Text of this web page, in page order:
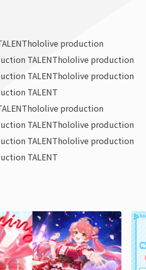
hololive production
TALENThololive production
TALENThololive production
TALENT
hololive production
TALENThololive production
TALENThololive production
TALENT